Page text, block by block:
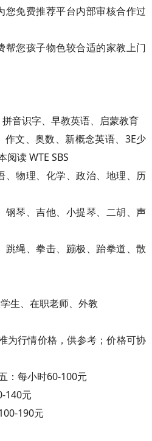
您免费推荐平台内部审核合作过
帮您孩子物色较合适的家教上门
音识字、早教英语、启蒙教育
文、奥数、新概念英语、3E少
阅读 WTE SBS
、物理、化学、政治、地理、历
钢琴、吉他、小提琴、二胡、声
跳绳、拳击、蹦极、跆拳道、散
生、在职老师、外教
为行情价格，供参考；价格可协
：每小时60-100元
140元
190元